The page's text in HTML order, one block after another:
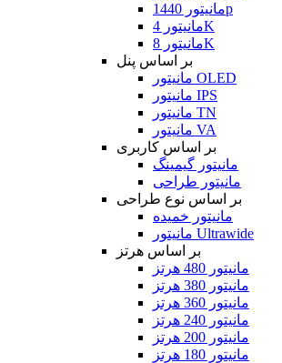
مانیتور 1440p
مانیتور 4K
مانیتور 8K
بر اساس پنل
مانیتور OLED
مانیتور IPS
مانیتور TN
مانیتور VA
بر اساس کاربری
مانیتور گیمینگ
مانیتور طراحی
بر اساس نوع طراحی
مانیتور خمیده
مانیتور Ultrawide
بر اساس هرتز
مانیتور 480 هرتز
مانیتور 380 هرتز
مانیتور 360 هرتز
مانیتور 240 هرتز
مانیتور 200 هرتز
مانیتور 180 هرتز